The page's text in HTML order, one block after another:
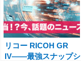
リコー RICOH GR
IV――最強スナップシ